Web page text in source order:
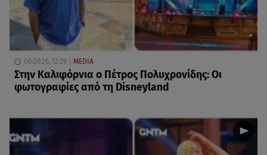
06.08.26, 12:29 MEDIA
Στην Καλιφόρνια ο Πέτρος Πολυχρονίδης: Οι
φωτογραφίες από τη Disneyland